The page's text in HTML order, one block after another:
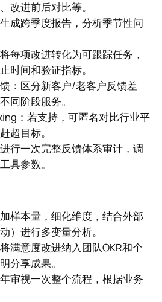
改进前后对比等。
成跨季度报告，分析季节性问
每项改进转化为可跟踪任务，
时间和验证指标。
：区分新客户/老客户反馈差
同阶段服务。
：若支持，可匿名对比行业平
超目标。
行一次完整反馈体系审计，调
具参数。
加样本量，细化维度，结合外部
）进行多变量分析。
将满意度改进纳入团队OKR和个
分享成果。
审视一次整个流程，根据业务